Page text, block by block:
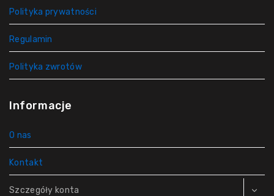
Polityka prywatności
Regulamin
Polityka zwrotów
Informacje
O nas
Kontakt
Szczegóły konta